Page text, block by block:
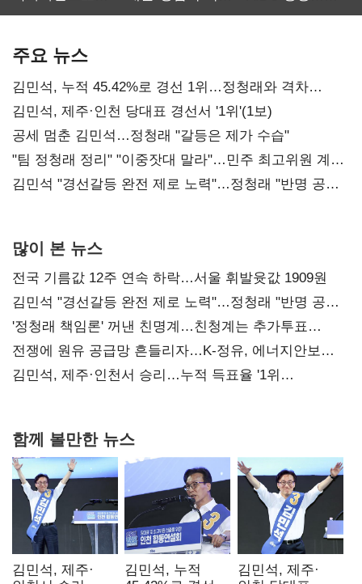
주요 뉴스
김민석, 누적 45.42%로 경선 1위…정청래와 격차
0.86%p(2보)
김민석, 제주·인천 당대표 경선서 '1위'(1보)
공세 멈춘 김민석…정청래 "갈등은 제가 수습"
"팀 정청래 정리" "이중잣대 말라"…민주 최고위원 계파
다툼 격화
김민석 "경선갈등 완전 제로 노력"…정청래 "반명 공세
많이 본 뉴스
전국 기름값 12주 연속 하락…서울 휘발윳값 1909원
김민석 "경선갈등 완전 제로 노력"…정청래 "반명 공세
사과부터"
'정청래 책임론' 꺼낸 친명계…친청계는 추가투표
때리기
전쟁에 원유 공급망 흔들리자…K-정유, 에너지안보
핵심으로 재부상
김민석, 제주·인천서 승리…누적 득표율 '1위
함께 볼만한 뉴스
김민석, 제주·
김민석, 누적
김민석, 제주·